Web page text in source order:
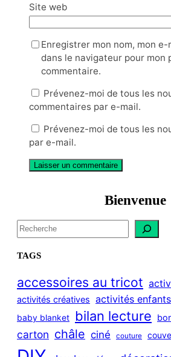
Site web
Enregistrer mon nom, mon
dans le navigateur pour mon
commentaire.
Prévenez-moi de tous les
commentaires par e-mail.
Prévenez-moi de tous les
par e-mail.
Bienvenue
S
e
a
c
h
TAGS
accessoires au tricot
activités créatives activités enfants
baby blanket bilan lecture
carton châle ciné couture